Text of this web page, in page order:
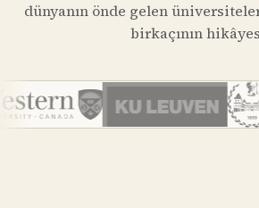
dünyanın önde gelen
birkaçının